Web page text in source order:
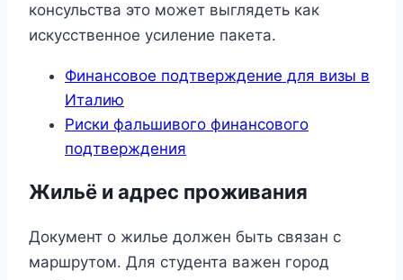
консульства это может выглядеть как
искусственное усиление пакета.
Финансовое подтверждение для визы в
Италию
Риски фальшивого финансового
подтверждения
Жильё и адрес проживания
Документ о жилье должен быть связан с
маршрутом. Для студента важен город